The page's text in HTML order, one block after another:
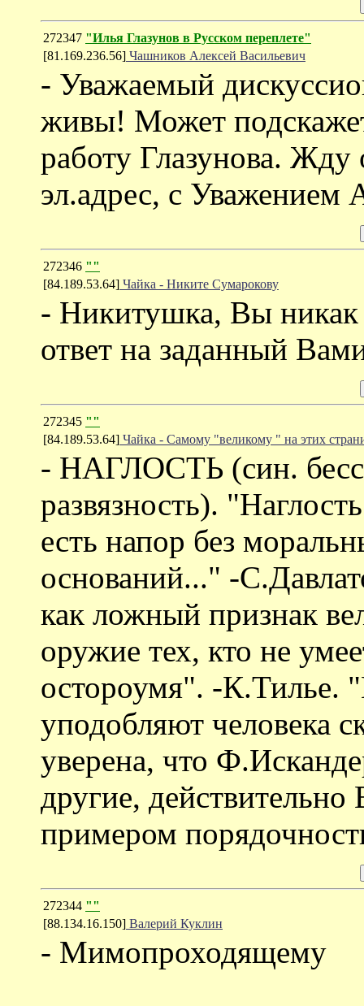
272347 "Илья Глазунов в Русском переплете"
[81.169.236.56] Чашников Алексей Васильевич
- Уважаемый
живы! Может
работу Глазунова. Жду
эл.адрес, с Уважением
272346 ""
[84.189.53.64] Чайка - Никите Сумарокову
- Никитушка, Вы никак
ответ на заданный
272345 ""
[84.189.53.64] Чайка - Самому "великому " на этих
- НАГЛОСТЬ (син.
развязность).
есть напор без
оснований..." -
как ложный признак
оружие тех, кто не
остороумя". -К.Тилье.
уподобляют человека
уверена, что
другие, действительно
примером
272344 ""
[88.134.16.150] Валерий Куклин
- Мимопроходящему